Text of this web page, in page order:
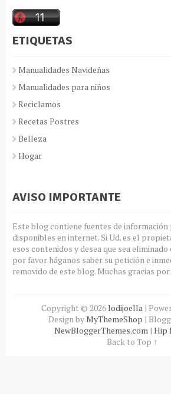
ETIQUETAS
Manualidades Navideñas
Manualidades para niños
Reciclamos
Recetas Postres
Belleza
Hogar
AVISO IMPORTANTE
Este blog contiene fuentes de
disponibles en internet. Si Ud. es el
esos contenidos y desea que sea
por favor háganos saber su petición e
removido de este blog. Muchas gracias
Copyright © 2026 lodijoella|
Design byMyThemeShop |
NewBloggerThemes.com| Hip
Back to Top ↑